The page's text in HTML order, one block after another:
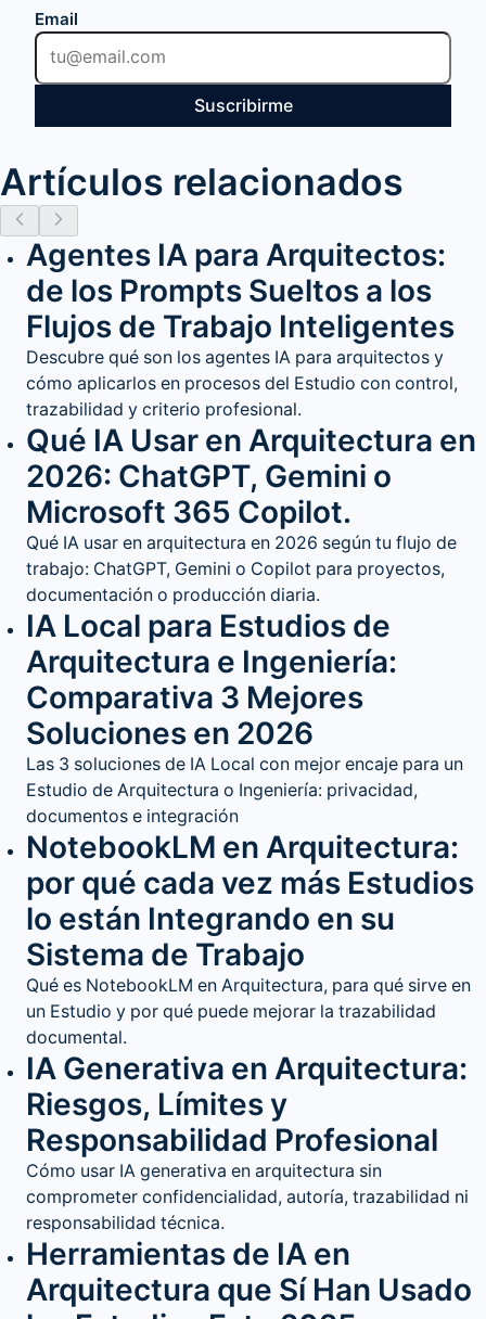
Email
Suscribirme
Artículos relacionados
Agentes IA para Arquitectos:
de los Prompts Sueltos a los
Flujos de Trabajo Inteligentes
Descubre qué son los agentes IA para arquitectos y
cómo aplicarlos en procesos del Estudio con control,
trazabilidad y criterio profesional.
Qué IA Usar en Arquitectura en
2026: ChatGPT, Gemini o
Microsoft 365 Copilot.
Qué IA usar en arquitectura en 2026 según tu flujo de
trabajo: ChatGPT, Gemini o Copilot para proyectos,
documentación o producción diaria.
IA Local para Estudios de
Arquitectura e Ingeniería:
Comparativa 3 Mejores
Soluciones en 2026
Las 3 soluciones de IA Local con mejor encaje para un
Estudio de Arquitectura o Ingeniería: privacidad,
documentos e integración
NotebookLM en Arquitectura:
por qué cada vez más Estudios
lo están Integrando en su
Sistema de Trabajo
Qué es NotebookLM en Arquitectura, para qué sirve en
un Estudio y por qué puede mejorar la trazabilidad
documental.
IA Generativa en Arquitectura:
Riesgos, Límites y
Responsabilidad Profesional
Cómo usar IA generativa en arquitectura sin
comprometer confidencialidad, autoría, trazabilidad ni
responsabilidad técnica.
Herramientas de IA en
Arquitectura que Sí Han Usado